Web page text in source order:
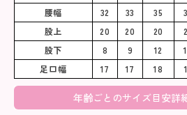
腰幅
32 33 35
股上
20 20 20
股下
8 9 12
足口幅
17 17 18
年齢ごとのサイズ目安詳